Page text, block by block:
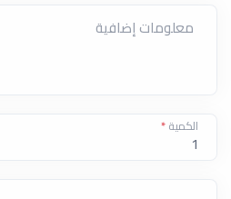
معلومات إضافية
الكمية*